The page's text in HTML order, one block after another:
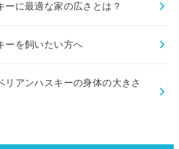
ーに最適な家の広さとは？
ーを飼いたい方へ
リアンハスキーの身体の大きさ